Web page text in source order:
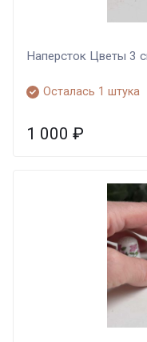
Наперсток Цветы 3
Осталась 1 штука
1 000 ₽